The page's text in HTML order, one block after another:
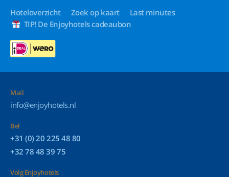
Hoteloverzicht Zoek op kaart
Last minutes
TIP! De Enjoyhotels cadeaubon
Mail
info@enjoyhotels.nl
Bel
+31 (0) 20 225 48 80
+32 78 48 39 75
Volg Enjoyhotels